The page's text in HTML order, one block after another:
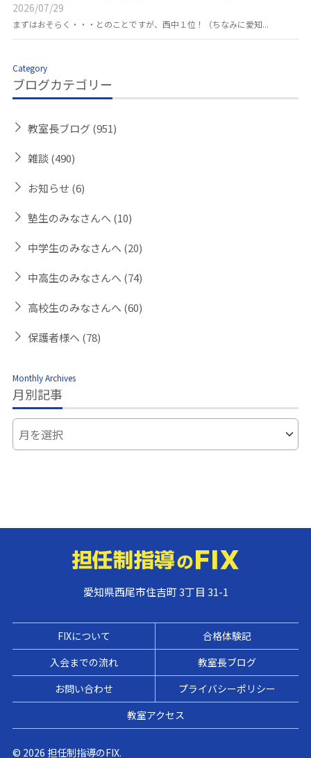
2026/07/29
まずはおそらく・・・とのことですが、西中１位！（ちなみに愛知...
Category
ブログカテゴリー
教室長ブログ(951)
雑談(490)
お知らせ (6)
塾生のみなさんへ (10)
中学生のみなさんへ (20)
中高生のみなさんへ (74)
高校生のみなさんへ (60)
保護者様へ (78)
Monthly Archives
月別記事
愛知県西尾市住吉町 3丁目 31-1
FIXについて
合格体験記
入会までの流れ
教室長ブログ
お問い合わせ
プライバシーポリシー
教室アクセス
© 2026 担任制指導のFIX.